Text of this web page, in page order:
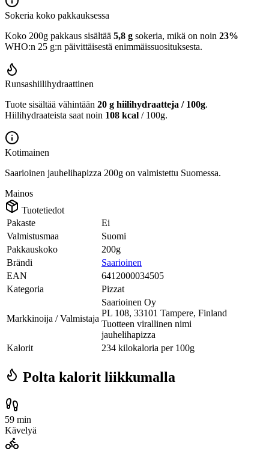
Sokeria koko pakkauksessa
Koko 200g pakkaus sisältää 5,8 g sokeria, mikä on noin 23%
WHO:n 25 g:n päivittäisestä enimmäissuosituksesta.
Runsashiilihydraattinen
Tuote sisältää vähintään 20 g hiilihydraatteja / 100g.
Hiilihydraateista saat noin 108 kcal / 100g.
Kotimainen
Saarioinen jauhelihapizza 200g on valmistettu Suomessa.
Mainos
Tuotetiedot
Pakaste
Ei
Valmistusmaa
Suomi
Pakkauskoko
200g
Brändi
Saarioinen
EAN
6412000034505
Kategoria
Pizzat
Markkinoija / Valmistaja
Saarioinen Oy
PL 108, 33101 Tampere, Finland
Tuotteen virallinen nimi
jauhelihapizza
Kalorit
234 kilokaloria per 100g
Polta kalorit liikkumalla
59 min
Kävelyä